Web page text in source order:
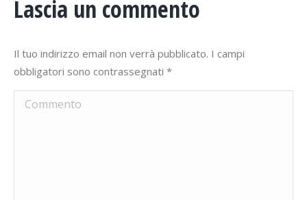
Lascia un commento
Il tuo indirizzo email non verrà pubblicato. I campi
obbligatori sono contrassegnati *
Commento